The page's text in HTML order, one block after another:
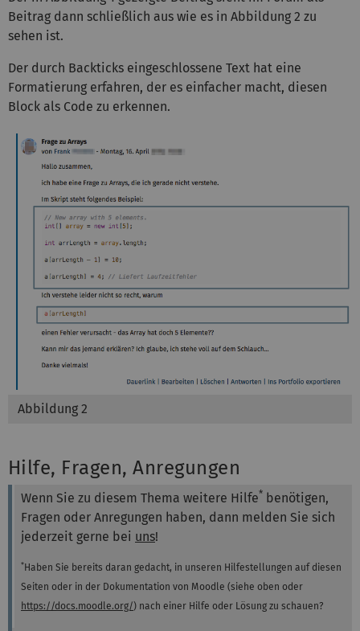
Beitrag dann schließlich aus wie es in Abbildung 2 zu
sehen ist.
Der durch Backticks eingeschlossene Text hat eine
Formatierung erfahren, der es einfacher macht, diesen
Block als Code zu erkennen.
Abbildung 2
Hilfe, Fragen, Anregungen
Wenn Sie zu diesem Thema weitere Hilfe* benötigen,
Fragen oder Anregungen haben, dann melden Sie sich
jederzeit gerne bei uns!
* Haben Sie bereits daran gedacht, in unseren Hilfestellungen auf diesen
Seiten oder in der Dokumentation von Moodle (siehe oben oder
https://docs.moodle.org/) nach einer Hilfe oder Lösung zu schauen?